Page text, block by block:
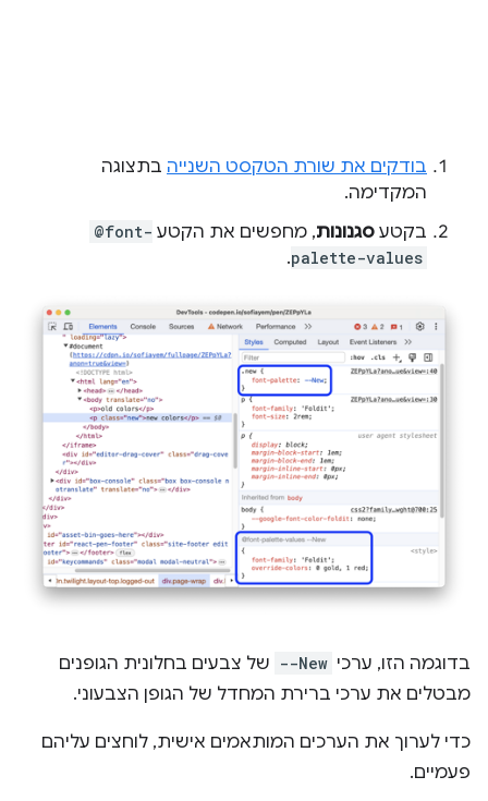
בודקים את שורת הטקסט השנייה בתצוגה
המקדימה.
בקטע סגנונות, מחפשים את הקטע @font-
palette-values
.
בדוגמה הזו, ערכי --New של צבעים בחלונית הגופנים
מבטלים את ערכי ברירת המחדל של הגופן הצבעוני.
כדי לערוך את הערכים המותאמים אישית, לוחצים עליהם
פעמיים.